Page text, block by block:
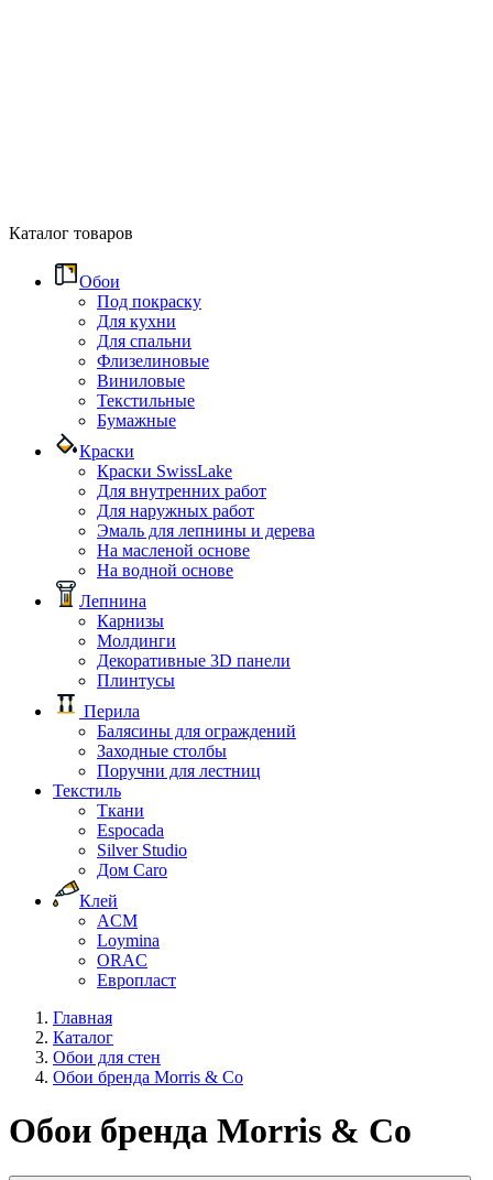
Каталог товаров
Обои
Под покраску
Для кухни
Для спальни
Флизелиновые
Виниловые
Текстильные
Бумажные
Краски
Краски SwissLake
Для внутренних работ
Для наружных работ
Эмаль для лепнины и дерева
На масленой основе
На водной основе
Лепнина
Карнизы
Молдинги
Декоративные 3D панели
Плинтусы
Перила
Балясины для ограждений
Заходные столбы
Поручни для лестниц
Текстиль
Ткани
Espocada
Silver Studio
Дом Caro
Клей
ACM
Loymina
ORAC
Европласт
Главная
Каталог
Обои для стен
Обои бренда Morris & Co
Обои бренда Morris & Co